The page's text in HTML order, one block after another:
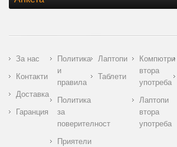
За нас
Контакти
Доставка
Гаранция
Политика
и
правила
Политика
за
поверителност
Приятели
Лаптопи
Таблети
Компютри
втора
употреба
Лаптопи
втора
употреба